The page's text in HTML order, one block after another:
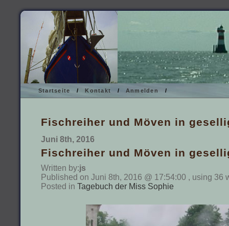
Startseite / Kontakt / Anmelden /
Fischreiher und Möven in
Juni 8th, 2016
Fischreiher und Möven in
Written by:js
Published on Juni 8th, 2016 @ 17:54:00 , using 36
Posted in Tagebuch der Miss Sophie